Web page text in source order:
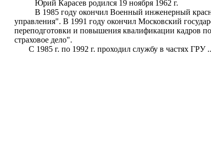
Юрий Карасев родился 19 ноября 1962 г.
В 1985 году окончил Военный инженерный
управления". В 1991 году окончил Московский
переподготовки и повышения квалификации кадров
страховое дело".
С 1985 г. по 1992 г. проходил службу в частях ГРУ